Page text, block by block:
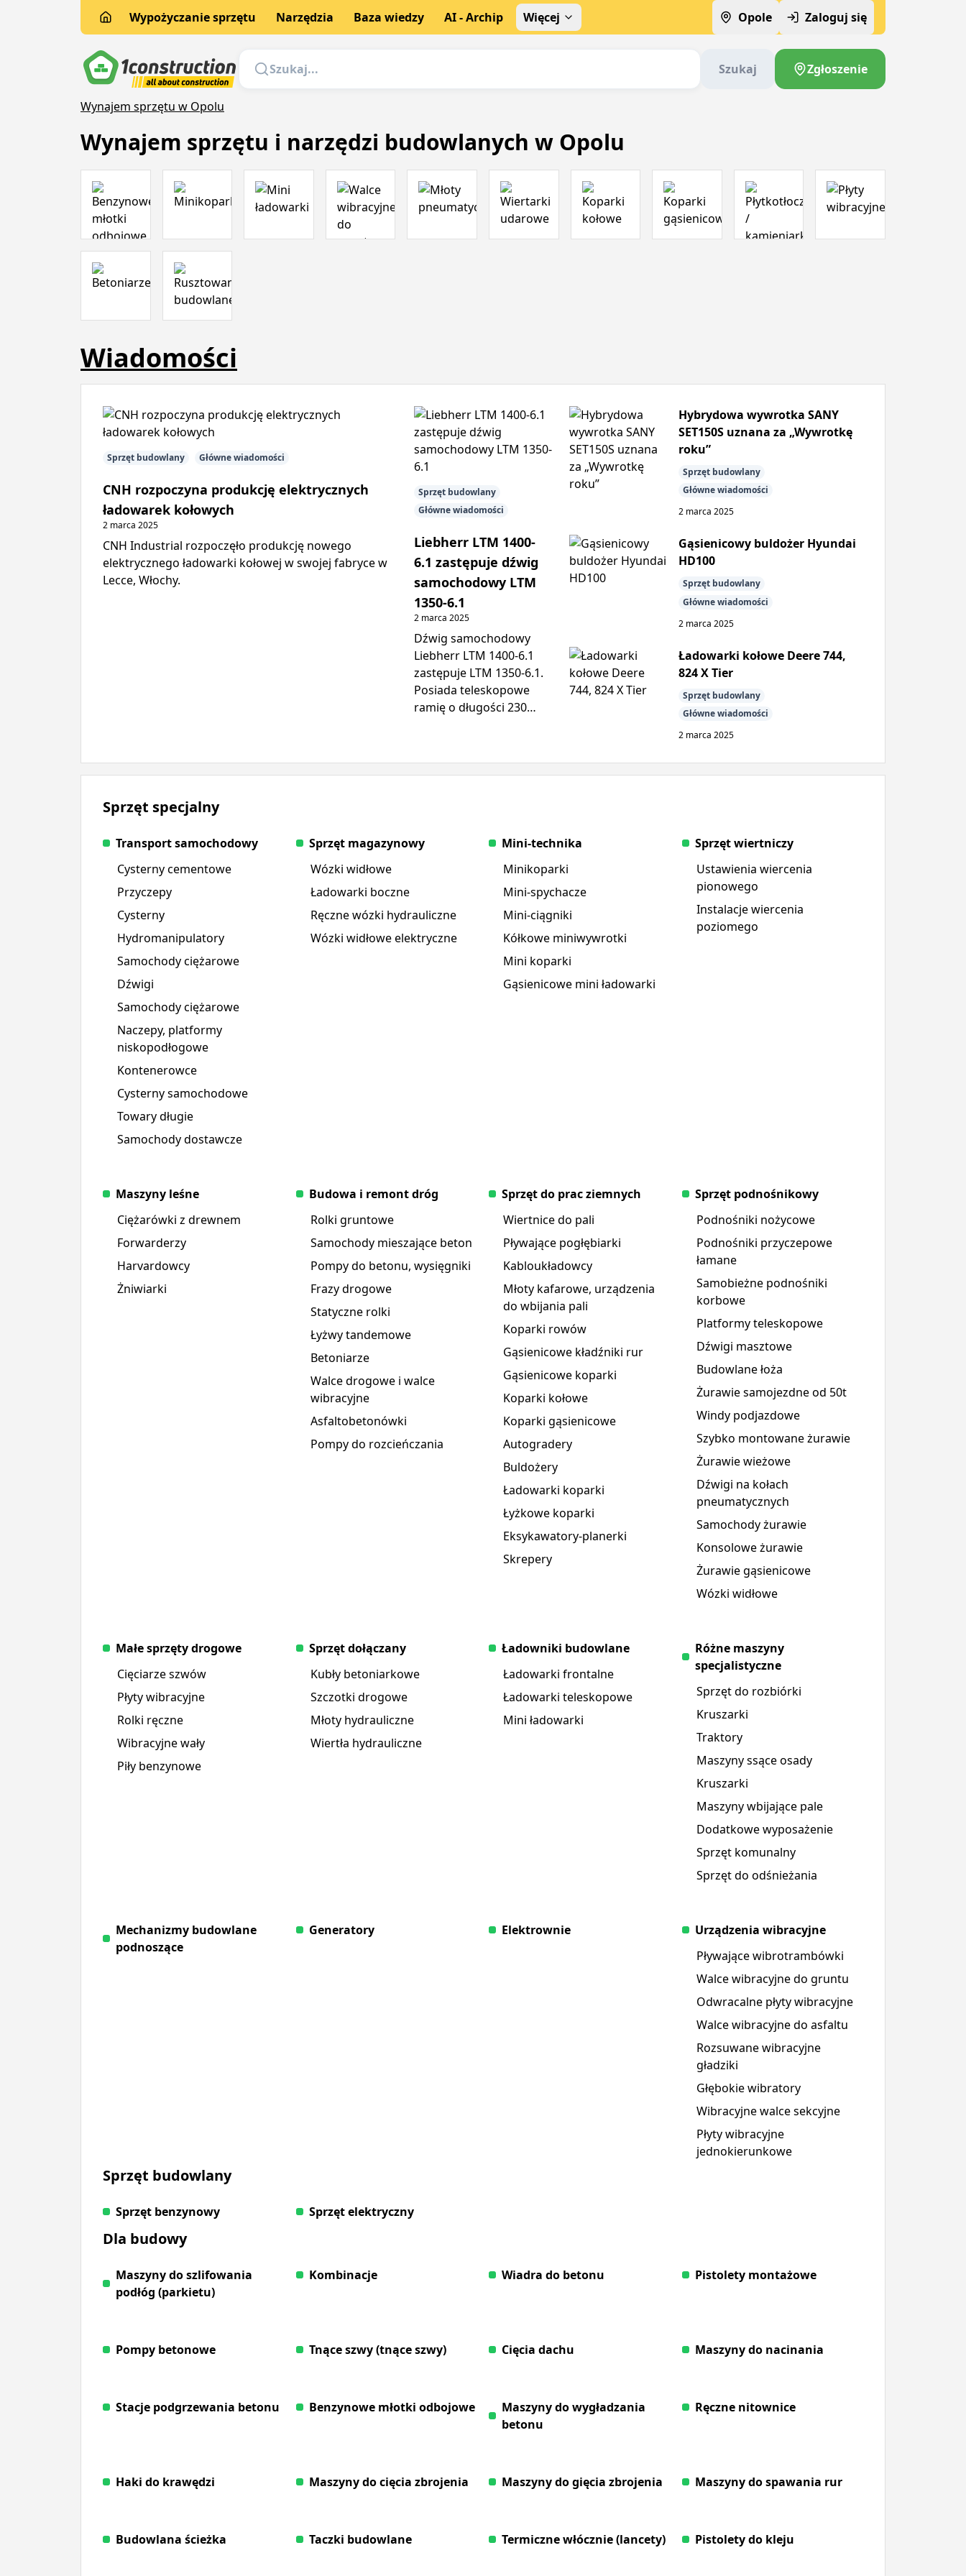
Wypożyczanie sprzętu Narzędzia Baza wiedzy AI - Archip Więcej Opole Zaloguj się
Szukaj Zgłoszenie
Wynajem sprzętu w Opolu
Wynajem sprzętu i narzędzi budowlanych w Opolu
Wiadomości
Sprzęt budowlany Główne wiadomości
CNH rozpoczyna produkcję elektrycznych
ładowarek kołowych
2 marca 2025
CNH Industrial rozpoczęło produkcję nowego
elektrycznego ładowarki kołowej w swojej fabryce w
Lecce, Włochy.
Sprzęt budowlany
Główne wiadomości
Liebherr LTM 1400-
6.1 zastępuje dźwig
samochodowy LTM
1350-6.1
2 marca 2025
Dźwig samochodowy
Liebherr LTM 1400-6.1
zastępuje LTM 1350-6.1.
Posiada teleskopowe
ramię o długości 230
dźwig, z maksymalnym
udźwigiem 450 ton.
Hybrydowa wywrotka SANY
SET150S uznana za „Wywrotkę
roku”
Sprzęt budowlany
Główne wiadomości
2 marca 2025
Gąsienicowy buldożer Hyundai
HD100
Sprzęt budowlany
Główne wiadomości
2 marca 2025
Ładowarki kołowe Deere 744,
824 X Tier
Sprzęt budowlany
Główne wiadomości
2 marca 2025
Sprzęt specjalny
Transport samochodowy
Cysterny cementowe
Przyczepy
Cysterny
Hydromanipulatory
Samochody ciężarowe
Dźwigi
Samochody ciężarowe
Naczepy, platformy
niskopodłogowe
Kontenerowce
Cysterny samochodowe
Towary długie
Samochody dostawcze
Sprzęt magazynowy
Wózki widłowe
Ładowarki boczne
Ręczne wózki hydrauliczne
Wózki widłowe elektryczne
Mini-technika
Minikoparki
Mini-spychacze
Mini-ciągniki
Kółkowe miniwywrotki
Mini koparki
Gąsienicowe mini ładowarki
Sprzęt wiertniczy
Ustawienia wiercenia
pionowego
Instalacje wiercenia
poziomego
Maszyny leśne
Ciężarówki z drewnem
Forwarderzy
Harvardowcy
Żniwiarki
Budowa i remont dróg
Rolki gruntowe
Samochody mieszające beton
Pompy do betonu, wysięgniki
Frazy drogowe
Statyczne rolki
Łyżwy tandemowe
Betoniarze
Walce drogowe i walce
wibracyjne
Asfaltobetonówki
Pompy do rozcieńczania
Sprzęt do prac ziemnych
Wiertnice do pali
Pływające pogłębiarki
Kabloukładowcy
Młoty kafarowe, urządzenia
do wbijania pali
Koparki rowów
Gąsienicowe kładźniki rur
Gąsienicowe koparki
Koparki kołowe
Koparki gąsienicowe
Autogradery
Buldożery
Ładowarki koparki
Łyżkowe koparki
Eksykawatory-planerki
Skrepery
Sprzęt podnośnikowy
Podnośniki nożycowe
Podnośniki przyczepowe
łamane
Samobieżne podnośniki
korbowe
Platformy teleskopowe
Dźwigi masztowe
Budowlane łoża
Żurawie samojezdne od 50t
Windy podjazdowe
Szybko montowane żurawie
Żurawie wieżowe
Dźwigi na kołach
pneumatycznych
Samochody żurawie
Konsolowe żurawie
Żurawie gąsienicowe
Wózki widłowe
Małe sprzęty drogowe
Cięciarze szwów
Płyty wibracyjne
Rolki ręczne
Wibracyjne wały
Piły benzynowe
Sprzęt dołączany
Kubły betoniarkowe
Szczotki drogowe
Młoty hydrauliczne
Wiertła hydrauliczne
Ładowniki budowlane
Ładowarki frontalne
Ładowarki teleskopowe
Mini ładowarki
Różne maszyny
specjalistyczne
Sprzęt do rozbiórki
Kruszarki
Traktory
Maszyny ssące osady
Kruszarki
Maszyny wbijające pale
Dodatkowe wyposażenie
Sprzęt komunalny
Sprzęt do odśnieżania
Mechanizmy budowlane
podnoszące
Generatory Elektrownie
Urządzenia wibracyjne
Pływające wibrotrambówki
Walce wibracyjne do gruntu
Odwracalne płyty wibracyjne
Walce wibracyjne do asfaltu
Rozsuwane wibracyjne
gładziki
Głębokie wibratory
Wibracyjne walce sekcyjne
Płyty wibracyjne
jednokierunkowe
Sprzęt budowlany
Sprzęt benzynowy Sprzęt elektryczny
Dla budowy
Maszyny do szlifowania
podłóg (parkietu)
Kombinacje Wiadra do betonu Pistolety montażowe
Pompy betonowe Tnące szwy (tnące szwy) Cięcia dachu Maszyny do nacinania
Stacje podgrzewania betonu Benzynowe młotki odbojowe
Maszyny do wygładzania
betonu
Ręczne nitownice
Haki do krawędzi Maszyny do cięcia zbrojenia Maszyny do gięcia zbrojenia Maszyny do spawania rur
Budowlana ścieżka Taczki budowlane Termiczne włócznie (lancety) Pistolety do kleju